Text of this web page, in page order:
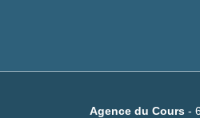
Agence du Cours -